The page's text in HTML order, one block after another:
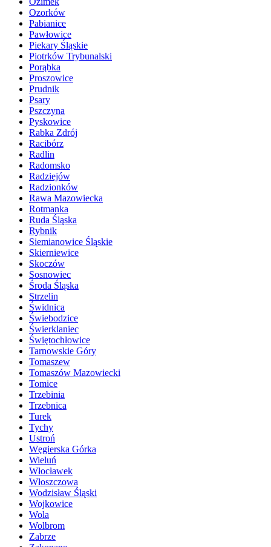
Ozorków
Pabianice
Pawłowice
Piekary Śląskie
Piotrków Trybunalski
Porąbka
Proszowice
Prudnik
Psary
Pszczyna
Pyskowice
Rabka Zdrój
Racibórz
Radlin
Radomsko
Radziejów
Radzionków
Rawa Mazowiecka
Rotmanka
Ruda Śląska
Rybnik
Siemianowice Śląskie
Skierniewice
Skoczów
Sosnowiec
Środa Śląska
Strzelin
Świdnica
Świebodzice
Świerklaniec
Świętochłowice
Tarnowskie Góry
Tomaszew
Tomaszów Mazowiecki
Tomice
Trzebinia
Trzebnica
Turek
Tychy
Ustroń
Węgierska Górka
Wieluń
Włocławek
Włoszczowa
Wodzisław Śląski
Wojkowice
Wola
Wolbrom
Zabrze